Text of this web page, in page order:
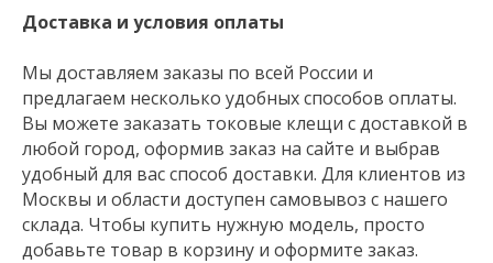
Доставка и условия оплаты
Мы доставляем заказы по всей России и
предлагаем несколько удобных способов оплаты.
Вы можете заказать токовые клещи с доставкой в
любой город, оформив заказ на сайте и выбрав
удобный для вас способ доставки. Для клиентов из
Москвы и области доступен самовывоз с нашего
склада. Чтобы купить нужную модель, просто
добавьте товар в корзину и оформите заказ.